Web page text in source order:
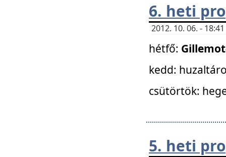
6. heti
2012. 10. 06. -
hétfő:
kedd:
csütörtök:
5. heti